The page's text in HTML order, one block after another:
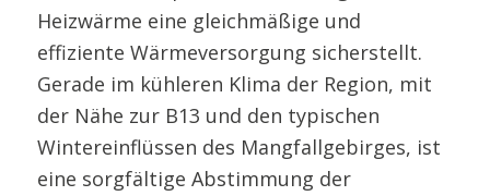
Heizwärme eine gleichmäßige und
effiziente Wärmeversorgung sicherstellt.
Gerade im kühleren Klima der Region, mit
der Nähe zur B13 und den typischen
Wintereinflüssen des Mangfallgebirges, ist
eine sorgfältige Abstimmung der